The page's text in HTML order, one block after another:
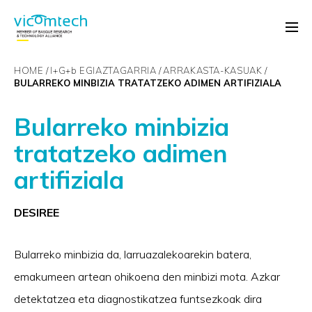
HOME I+G+b EGIAZTAGARRIA ARRAKASTA-KASUAK
BULARREKO MINBIZIA TRATATZEKO ADIMEN ARTIFIZIALA
Bularreko minbizia
tratatzeko adimen
artifiziala
DESIREE
Bularreko minbizia da, larruazalekoarekin batera,
emakumeen artean ohikoena den minbizi mota. Azkar
detektatzea eta diagnostikatzea funtsezkoak dira